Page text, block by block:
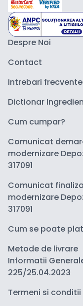
Despre Noi
Contact
Intrebari frecvente
Dictionar
Cum cumpar?
Comunicat
modernizare
317091
Comunicat
modernizare
317091
Cum se poate
Metode de livrare
Informatii
225/25.04.2023
Termeni si conditii